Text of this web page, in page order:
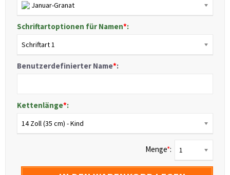
Januar-Granat
Schriftartoptionen für Namen*:
Schriftart 1
Benutzerdefinierter Name*:
Kettenlänge*:
14 Zoll (35 cm) - Kind
Menge*: 1